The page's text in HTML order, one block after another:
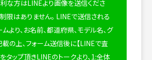
な方はLINEより画像を送信くださ
限はありません。 LINEで送信される
より、お名前、都道府県、モデル名、グ
載の上、フォーム送信後に【LINEで査
タップ頂きLINEのトークより、1:全体